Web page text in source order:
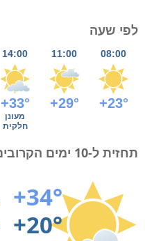
לפי שעה
08:00
11:00
14:00
+23°
+29°
+33°
מעונן
חלקית
תחזית ל-10 ימים הקרובים
+34°
+20°